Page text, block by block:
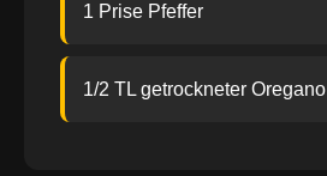
1 Prise Pfeffer
1/2 TL getrockneter Oregano